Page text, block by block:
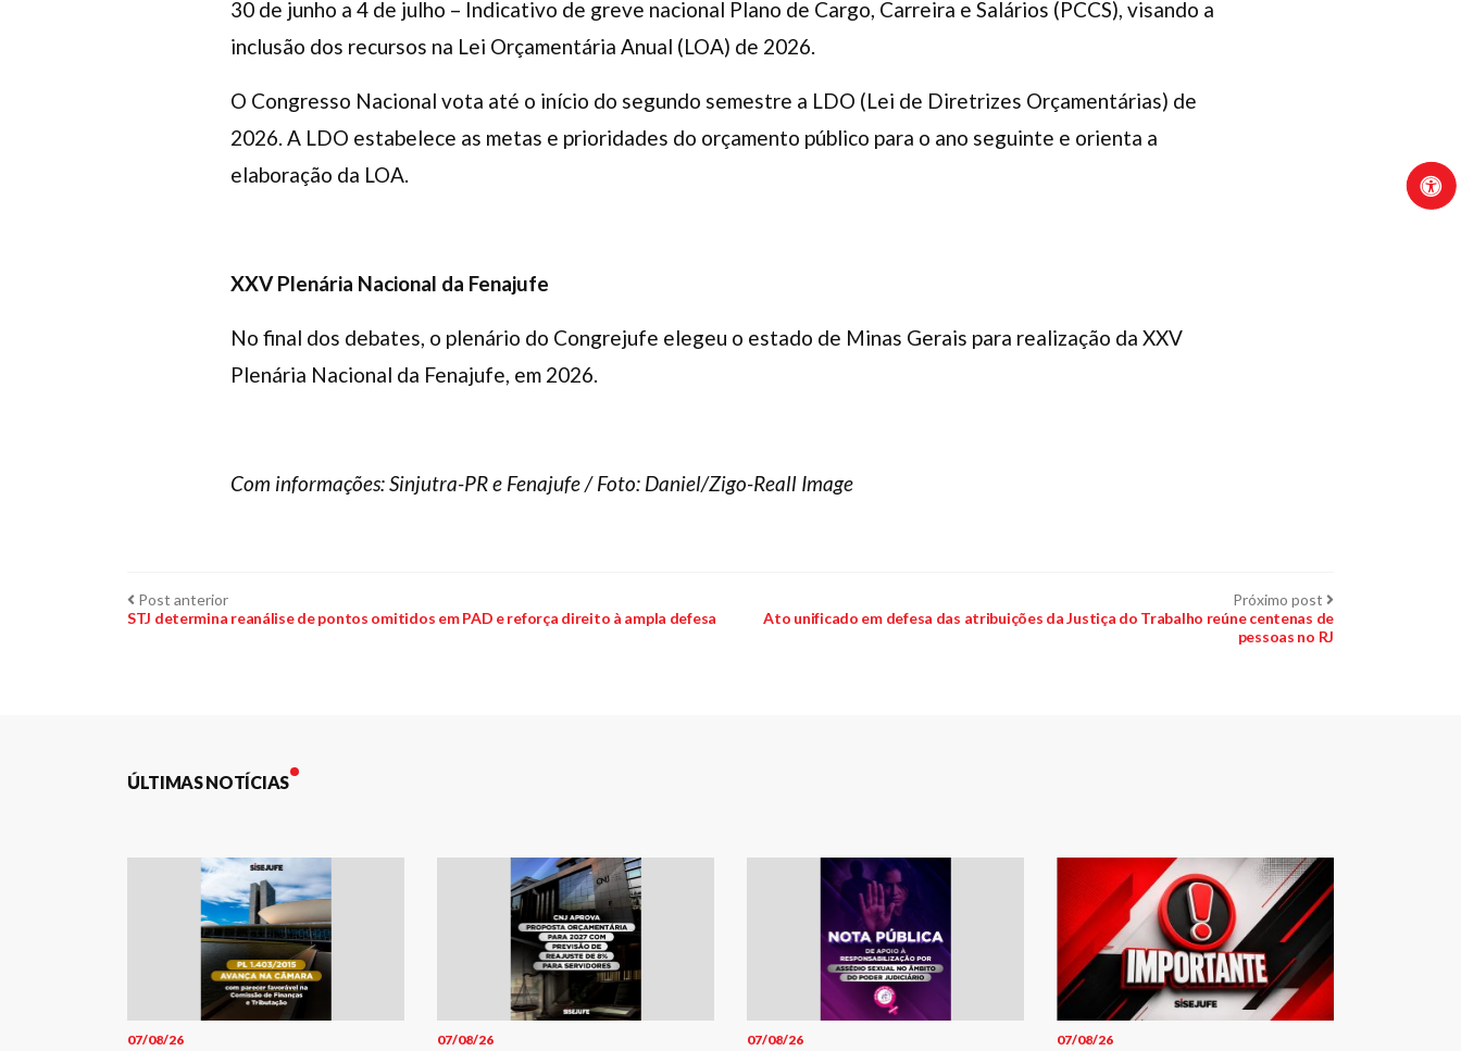
30 de junho a 4 de julho – Indicativo de greve nacional Plano de Cargo, Carreira e Salários (PCCS), visando a
inclusão dos recursos na Lei Orçamentária Anual (LOA) de 2026.
O Congresso Nacional vota até o início do segundo semestre a LDO (Lei de Diretrizes Orçamentárias) de
2026. A LDO estabelece as metas e prioridades do orçamento público para o ano seguinte e orienta a
elaboração da LOA.
XXV Plenária Nacional da Fenajufe
No final dos debates, o plenário do Congrejufe elegeu o estado de Minas Gerais para realização da XXV
Plenária Nacional da Fenajufe, em 2026.
Com informações: Sinjutra-PR e Fenajufe / Foto: Daniel/Zigo-Reall Image
Navegação
Post anteriorPost
anterior:
STJ determina reanálise de pontos omitidos em PAD e reforça direito à ampla defesa
Próximo post Próximo
post:
Ato unificado em defesa das atribuições da Justiça do Trabalho reúne centenas de
pessoas no RJ
ÚLTIMAS NOTÍCIAS
07/08/26 07/08/26 07/08/26 07/08/26